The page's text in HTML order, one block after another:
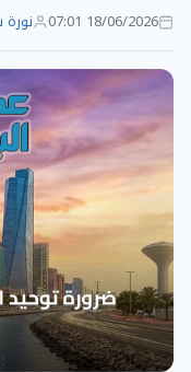
18/06/2026 07:01